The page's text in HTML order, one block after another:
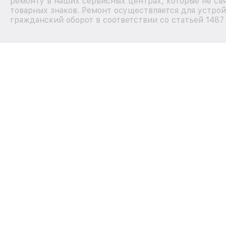
товарных знаков. Ремонт осуществляется для
гражданский оборот в соответствии со статьей